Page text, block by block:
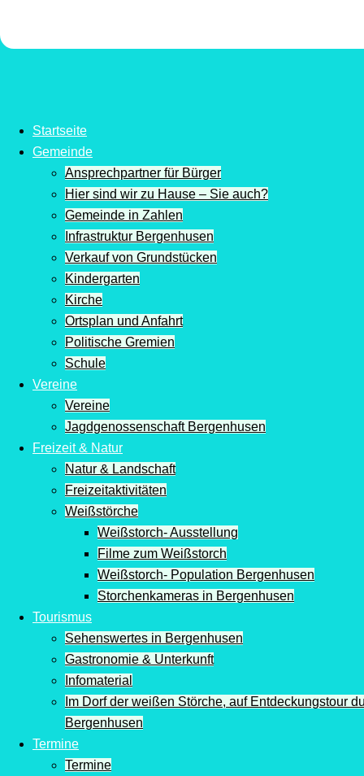
Startseite
Gemeinde
Ansprechpartner für Bürger
Hier sind wir zu Hause – Sie auch?
Gemeinde in Zahlen
Infrastruktur Bergenhusen
Verkauf von Grundstücken
Kindergarten
Kirche
Ortsplan und Anfahrt
Politische Gremien
Schule
Vereine
Vereine
Jagdgenossenschaft Bergenhusen
Freizeit & Natur
Natur & Landschaft
Freizeitaktivitäten
Weißstörche
Weißstorch- Ausstellung
Filme zum Weißstorch
Weißstorch- Population Bergenhusen
Storchenkameras in Bergenhusen
Tourismus
Sehenswertes in Bergenhusen
Gastronomie & Unterkunft
Infomaterial
Im Dorf der weißen Störche, auf Entdeckungstour
Bergenhusen
Termine
Termine